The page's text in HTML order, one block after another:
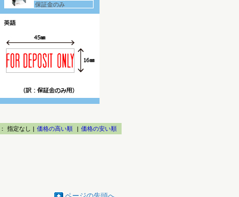
保証金のみ
指定なし | 価格の高い順 | 価格の安い順